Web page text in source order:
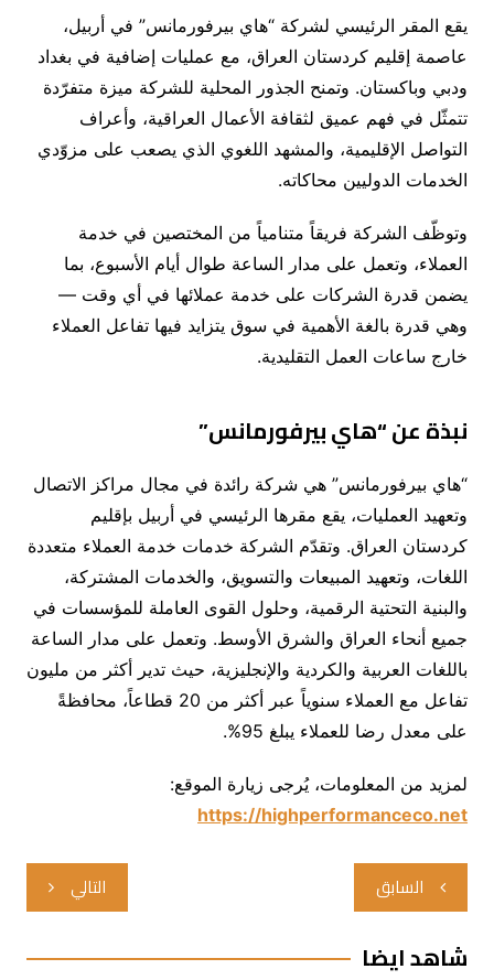
يقع المقر الرئيسي لشركة “هاي بيرفورمانس” في أربيل،
عاصمة إقليم كردستان العراق، مع عمليات إضافية في بغداد
ودبي وباكستان. وتمنح الجذور المحلية للشركة ميزة متفرّدة
تتمثّل في فهم عميق لثقافة الأعمال العراقية، وأعراف
التواصل الإقليمية، والمشهد اللغوي الذي يصعب على مزوّدي
الخدمات الدوليين محاكاته.
وتوظّف الشركة فريقاً متنامياً من المختصين في خدمة
العملاء، وتعمل على مدار الساعة طوال أيام الأسبوع، بما
يضمن قدرة الشركات على خدمة عملائها في أي وقت —
وهي قدرة بالغة الأهمية في سوق يتزايد فيها تفاعل العملاء
خارج ساعات العمل التقليدية.
نبذة عن “هاي بيرفورمانس”
“هاي بيرفورمانس” هي شركة رائدة في مجال مراكز الاتصال
وتعهيد العمليات، يقع مقرها الرئيسي في أربيل بإقليم
كردستان العراق. وتقدّم الشركة خدمات خدمة العملاء متعددة
اللغات، وتعهيد المبيعات والتسويق، والخدمات المشتركة،
والبنية التحتية الرقمية، وحلول القوى العاملة للمؤسسات في
جميع أنحاء العراق والشرق الأوسط. وتعمل على مدار الساعة
باللغات العربية والكردية والإنجليزية، حيث تدير أكثر من مليون
تفاعل مع العملاء سنوياً عبر أكثر من 20 قطاعاً، محافظةً
على معدل رضا للعملاء يبلغ 95%.
لمزيد من المعلومات، يُرجى زيارة الموقع:
https://highperformanceco.net
تصفّح
المقالات
السابق التالي
شاهد ايضا